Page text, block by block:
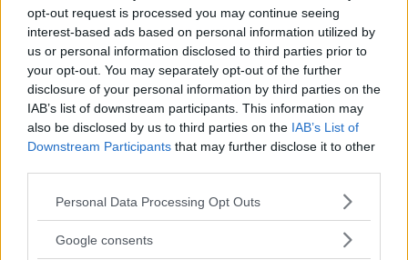
opt-out request is processed you may continue seeing
interest-based ads based on personal information utilized by
us or personal information disclosed to third parties prior to
your opt-out. You may separately opt-out of the further
disclosure of your personal information by third parties on the
IAB’s list of downstream participants. This information may
also be disclosed by us to third parties on the IAB’s List of
Downstream Participants that may further disclose it to other
Please note that this website/app uses one or more Google
not limited to your visit or usage behaviour. You may click to
Personal Data Processing Opt Outs
Google consents
Betting För Speltips